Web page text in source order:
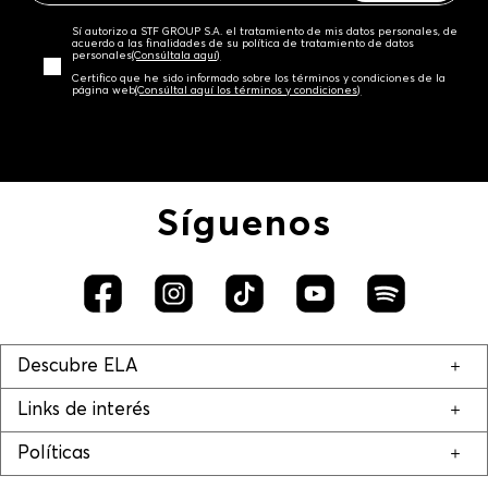
Sí autorizo a STF GROUP S.A. el tratamiento de mis datos personales, de
acuerdo a las finalidades de su política de tratamiento de datos
personales‎(Consúltala aquí)
Certifico que he sido informado sobre los términos y condiciones de la
página web‎(Consúltal aquí los términos y condiciones)
Síguenos
Descubre ELA
Links de interés
Políticas